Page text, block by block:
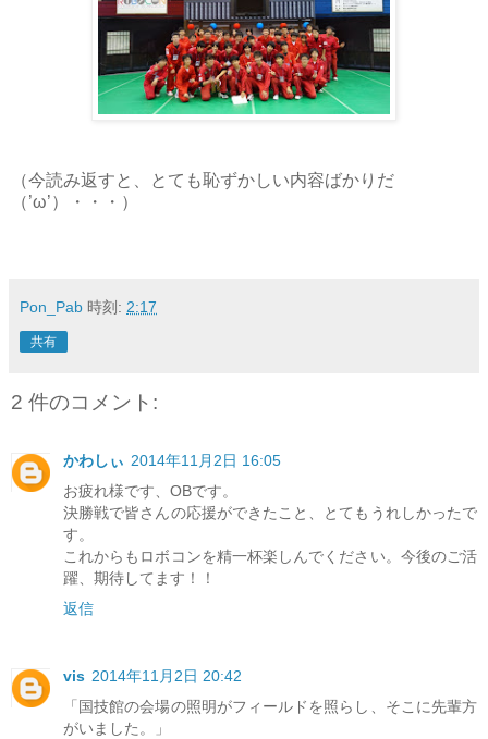
（今読み返すと、とても恥ずかしい内容ばかりだ
（’ω’）・・・）
Pon_Pab 時刻: 2:17
共有
2 件のコメント:
かわしぃ 2014年11月2日 16:05
お疲れ様です、OBです。
決勝戦で皆さんの応援ができたこと、とてもうれしかったで
す。
これからもロボコンを精一杯楽しんでください。今後のご活
躍、期待してます！！
返信
vis 2014年11月2日 20:42
「国技館の会場の照明がフィールドを照らし、そこに先輩方
がいました。」